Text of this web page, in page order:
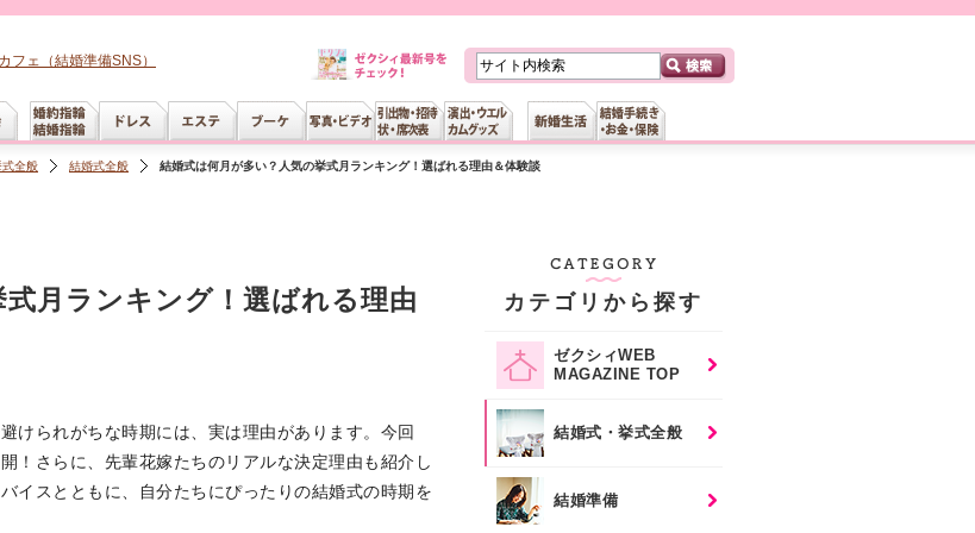
フェ（結婚準備SNS）
式全般 結婚式全般 結婚式は何月が多い？人気の挙式月ランキング！選ばれる理由＆体験談
月ランキング！選ばれる理由
けられがちな時期には、実は理由があります。今回
！さらに、先輩花嫁たちのリアルな決定理由も紹介し
イスとともに、自分たちにぴったりの結婚式の時期を
カテゴリから探す
ゼクシィWEB
MAGAZINE TOP
結婚式・挙式全般
結婚準備